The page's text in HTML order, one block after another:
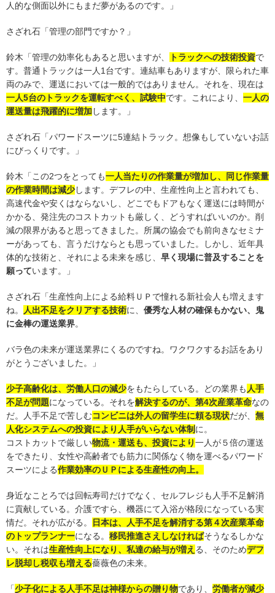
人的な側面以外にもまだ夢があるのです。」
さざれ石「管理の部門ですか？」
鈴木「管理の効率化もあると思いますが、 トラックへの技術投資で
す。普通トラックは一人1台です。連結車もありますが、限られた車
両のみで、運送においては一般的ではありません。それを、現在は
一人5台のトラックを運転すべく、試験中です。これにより、 一人の
運送量は飛躍的に増加 します。」
さざれ石「パワードスーツに5連結トラック。想像もしていないお話
にびっくりです。」
鈴木「この2つをとっても一人当たりの作業量が増加し、同じ作業量
の作業時間は減少します。デフレの中、生産性向上と言われても、
高速代金や安くはならないし、どこでもドアもなく運送には時間が
かかる、発注先のコストカットも厳しく、どうすればいいのか。削
減の限界があると思ってきました。所属の協会でも前向きなセミナ
ーがあっても、言うだけならとも思っていました。しかし、近年具
体的な技術と、それによる未来を感じ、 早く現場に普及することを
願っています。」
さざれ石「生産性向上による給料ＵＰで憧れる新社会人も増えます
ね。
人出不足をクリアする技術に、 優秀な人材の確保もかない、鬼
に金棒の運送業界。
バラ色の未来が運送業界にくるのですね。ワクワクするお話をあり
がとうございました。」
少子高齢化は、労働人口の減少をもたらしている。どの業界も 人手
不足が問題になっている。それを解決するのが、第4次産業革命なの
だ。人手不足で苦しむコンビニは外人の留学生に頼る現状だが、 無
人化システムへの投資により人手がいらない体制 に。
コストカットで厳しい物流・運送も、投資により一人が５倍の運送
をできたり、女性や高齢者でも筋力に関係なく物を運べるパワード
スーツによる作業効率のＵＰによる生産性の向上。
身近なことろでは回転寿司だけでなく、セルフレジも人手不足解消
に貢献している。介護ですら、機器にて入浴が格段になっている実
情だ。それが広がる。
日本は、人手不足を解消する第４次産業革命
のトップランナーになる。 移民推進さえしなければそうなるしかな
い。それは生産性向上になり、私達の給与が増え る、そのためデフ
レ脱却し税収も増える薔薇色の未来。
「少子化による人手不足は神様からの贈り物であり、 労働者が減少